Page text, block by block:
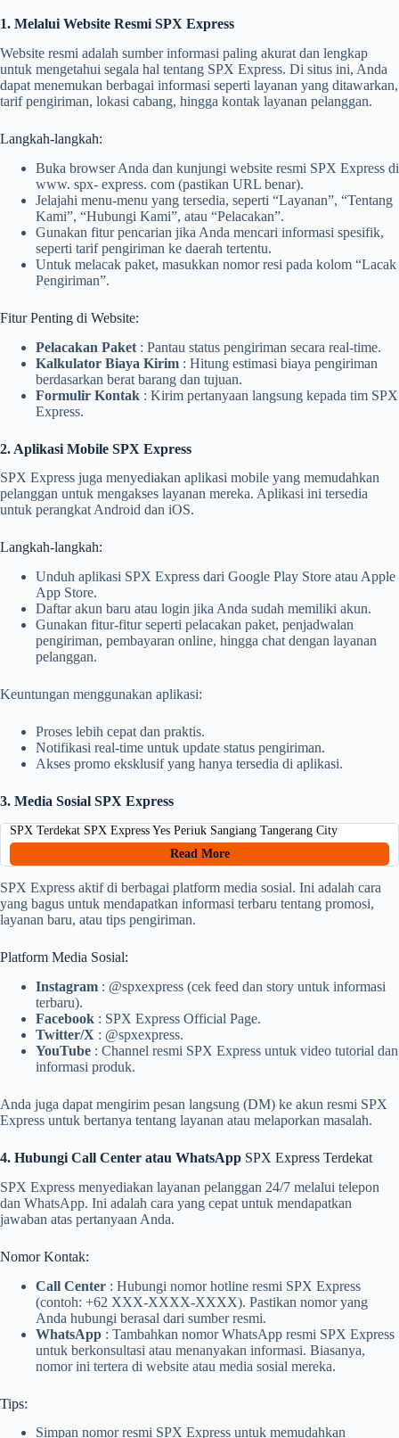
1. Melalui Website Resmi SPX Express
Website resmi adalah sumber informasi paling akurat dan lengkap
untuk mengetahui segala hal tentang SPX Express. Di situs ini, Anda
dapat menemukan berbagai informasi seperti layanan yang ditawarkan,
tarif pengiriman, lokasi cabang, hingga kontak layanan pelanggan.
Langkah-langkah:
Buka browser Anda dan kunjungi website resmi SPX Express di
www. spx- express. com (pastikan URL benar).
Jelajahi menu-menu yang tersedia, seperti “Layanan”, “Tentang
Kami”, “Hubungi Kami”, atau “Pelacakan”.
Gunakan fitur pencarian jika Anda mencari informasi spesifik,
seperti tarif pengiriman ke daerah tertentu.
Untuk melacak paket, masukkan nomor resi pada kolom “Lacak
Pengiriman”.
Fitur Penting di Website:
Pelacakan Paket : Pantau status pengiriman secara real-time.
Kalkulator Biaya Kirim : Hitung estimasi biaya pengiriman
berdasarkan berat barang dan tujuan.
Formulir Kontak : Kirim pertanyaan langsung kepada tim SPX
Express.
2. Aplikasi Mobile SPX Express
SPX Express juga menyediakan aplikasi mobile yang memudahkan
pelanggan untuk mengakses layanan mereka. Aplikasi ini tersedia
untuk perangkat Android dan iOS.
Langkah-langkah:
Unduh aplikasi SPX Express dari Google Play Store atau Apple
App Store.
Daftar akun baru atau login jika Anda sudah memiliki akun.
Gunakan fitur-fitur seperti pelacakan paket, penjadwalan
pengiriman, pembayaran online, hingga chat dengan layanan
pelanggan.
Keuntungan menggunakan aplikasi:
Proses lebih cepat dan praktis.
Notifikasi real-time untuk update status pengiriman.
Akses promo eksklusif yang hanya tersedia di aplikasi.
3. Media Sosial SPX Express
SPX Terdekat SPX Express Yes Periuk Sangiang Tangerang City
Read More
SPX Express aktif di berbagai platform media sosial. Ini adalah cara
yang bagus untuk mendapatkan informasi terbaru tentang promosi,
layanan baru, atau tips pengiriman.
Platform Media Sosial:
Instagram : @spxexpress (cek feed dan story untuk informasi
terbaru).
Facebook : SPX Express Official Page.
Twitter/X : @spxexpress.
YouTube : Channel resmi SPX Express untuk video tutorial dan
informasi produk.
Anda juga dapat mengirim pesan langsung (DM) ke akun resmi SPX
Express untuk bertanya tentang layanan atau melaporkan masalah.
4. Hubungi Call Center atau WhatsApp SPX Express Terdekat
SPX Express menyediakan layanan pelanggan 24/7 melalui telepon
dan WhatsApp. Ini adalah cara yang cepat untuk mendapatkan
jawaban atas pertanyaan Anda.
Nomor Kontak:
Call Center : Hubungi nomor hotline resmi SPX Express
(contoh: +62 XXX-XXXX-XXXX). Pastikan nomor yang
Anda hubungi berasal dari sumber resmi.
WhatsApp : Tambahkan nomor WhatsApp resmi SPX Express
untuk berkonsultasi atau menanyakan informasi. Biasanya,
nomor ini tertera di website atau media sosial mereka.
Tips:
Simpan nomor resmi SPX Express untuk memudahkan